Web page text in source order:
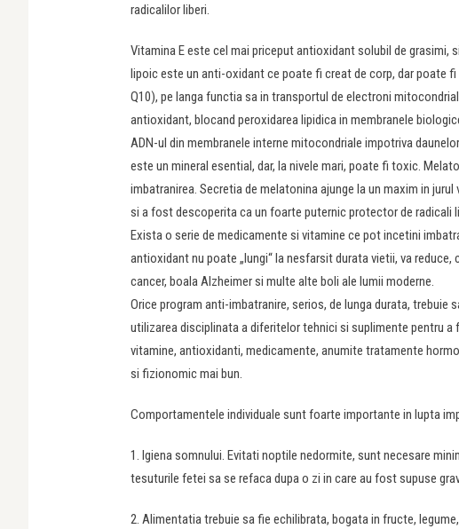
radicalilor liberi.
Vitamina E este cel mai priceput antioxidant solubil de grasimi,
lipoic este un anti-oxidant ce poate fi creat de corp, dar poate
Q10), pe langa functia sa in transportul de electroni
antioxidant, blocand peroxidarea lipidica in membranele
ADN-ul din membranele interne mitocondriale impotriva
este un mineral esential, dar, la nivele mari, poate fi toxic.
imbatranirea. Secretia de melatonina ajunge la un maxim in
si a fost descoperita ca un foarte puternic protector de radicali
Exista o serie de medicamente si vitamine ce pot incetini
antioxidant nu poate „lungi“ la nesfarsit durata vietii, va
cancer, boala Alzheimer si multe alte boli ale lumii moderne.
Orice program anti-imbatranire, serios, de lunga durata,
utilizarea disciplinata a diferitelor tehnici si suplimente pentru
vitamine, antioxidanti, medicamente, anumite tratamente
si fizionomic mai bun.
Comportamentele individuale sunt foarte importante in lupta
1. Igiena somnului. Evitati noptile nedormite, sunt necesare
tesuturile fetei sa se refaca dupa o zi in care au fost supuse
2. Alimentatia trebuie sa fie echilibrata, bogata in fructe,